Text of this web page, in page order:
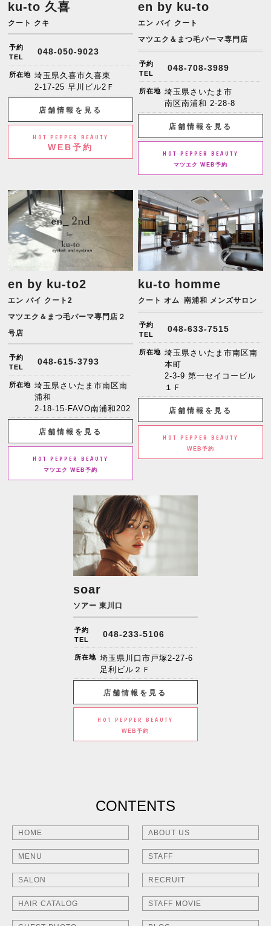
ku-to 久喜
クート クキ
予約
TEL
048-050-9023
所在地 埼玉県久喜市久喜東
2-17-25 早川ビル2Ｆ
店舗情報を見る
HOT PEPPER BEAUTY
WEB予約
en by ku-to
エン バイ クート
マツエク＆まつ毛パーマ専門店
予約
TEL
048-708-3989
所在地 埼玉県さいたま市
南区南浦和 2-28-8
店舗情報を見る
HOT PEPPER BEAUTY
マツエク WEB予約
en by ku-to2
エン バイ クート2
マツエク＆まつ毛パーマ専門店２
号店
予約
TEL
048-615-3793
所在地 埼玉県さいたま市南区南
浦和
2-18-15-FAVO南浦和202
店舗情報を見る
HOT PEPPER BEAUTY
マツエク WEB予約
ku-to homme
クート オム 南浦和 メンズサロン
予約
TEL
048-633-7515
所在地 埼玉県さいたま市南区南
本町
2-3-9 第一セイコービル
１Ｆ
店舗情報を見る
HOT PEPPER BEAUTY
WEB予約
soar
ソアー 東川口
予約
TEL
048-233-5106
所在地 埼玉県川口市戸塚2-27-6
足利ビル２Ｆ
店舗情報を見る
HOT PEPPER BEAUTY
WEB予約
CONTENTS
HOME ABOUT US
MENU STAFF
SALON RECRUIT
HAIR CATALOG STAFF MOVIE